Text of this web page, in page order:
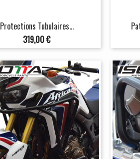
Protections Tubulaires...
Prix
319,00 €